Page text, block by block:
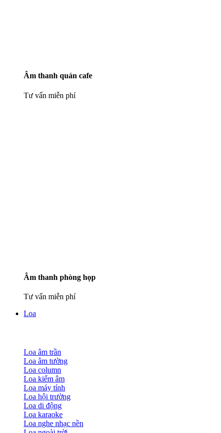
Âm thanh quán cafe
Tư vấn miễn phí
Âm thanh phòng họp
Tư vấn miễn phí
Loa
Loa âm trần
Loa âm tường
Loa column
Loa kiểm âm
Loa máy tính
Loa hội trường
Loa di động
Loa karaoke
Loa nghe nhạc nền